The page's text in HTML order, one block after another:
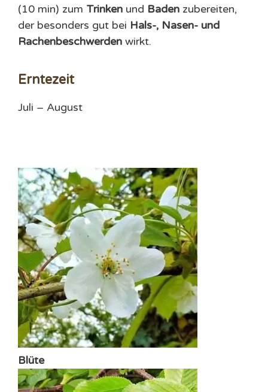
(10 min) zum Trinken und Baden zubereiten,
der besonders gut bei Hals-, Nasen- und
Rachenbeschwerden wirkt.
Erntezeit
Juli – August
Blüte